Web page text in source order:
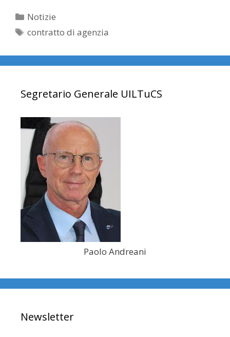
Categorie
Notizie
Tag
contratto di agenzia
Segretario Generale UILTuCS
Paolo Andreani
Newsletter